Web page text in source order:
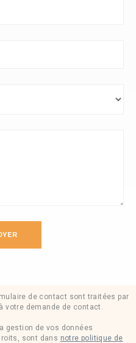
de contact sont traitées par
votre demande de contact.
gestion de vos données
sont dans notre politique de